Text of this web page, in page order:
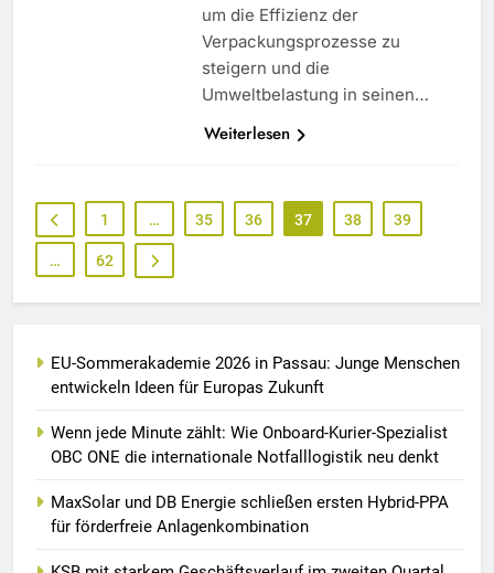
um die Effizienz der
Verpackungsprozesse zu
steigern und die
Umweltbelastung in seinen…
Weiterlesen
1 … 35 36 37 38 39
… 62
EU-Sommerakademie 2026 in Passau: Junge Menschen
entwickeln Ideen für Europas Zukunft
Wenn jede Minute zählt: Wie Onboard-Kurier-Spezialist
OBC ONE die internationale Notfalllogistik neu denkt
MaxSolar und DB Energie schließen ersten Hybrid-PPA
für förderfreie Anlagenkombination